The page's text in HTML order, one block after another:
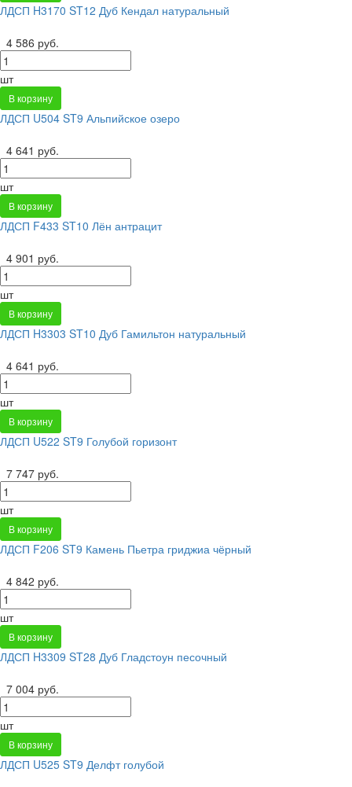
ЛДСП H3170 ST12 Дуб Кендал натуральный
4 586 руб.
шт
В корзину
ЛДСП U504 ST9 Альпийское озеро
4 641 руб.
шт
В корзину
ЛДСП F433 ST10 Лён антрацит
4 901 руб.
шт
В корзину
ЛДСП H3303 ST10 Дуб Гамильтон натуральный
4 641 руб.
шт
В корзину
ЛДСП U522 ST9 Голубой горизонт
7 747 руб.
шт
В корзину
ЛДСП F206 ST9 Камень Пьетра гриджиа чёрный
4 842 руб.
шт
В корзину
ЛДСП H3309 ST28 Дуб Гладстоун песочный
7 004 руб.
шт
В корзину
ЛДСП U525 ST9 Делфт голубой